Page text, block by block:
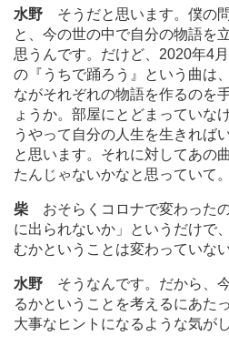
水野 そうだと思います。僕の
と、今の世の中で自分の物語を
思うんです。だけど、2020年4
の『うちで踊ろう』という曲は
ながそれぞれの物語を作るのを
ょうか。部屋にとどまっていな
うやって自分の人生を生きれば
と思います。それに対してあの
たんじゃないかなと思っていて。
柴 おそらくコロナで変わった
に出られないか」というだけで
むかということは変わっていな
水野 そうなんです。だから、
るかということを考えるにあた
大事なヒントになるような気が